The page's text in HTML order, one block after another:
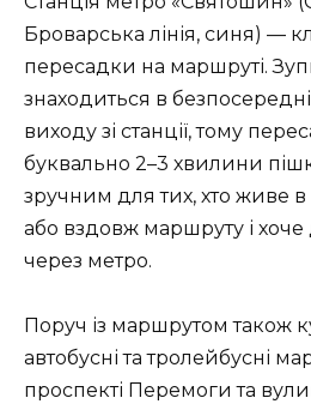
Броварська лінія, синя) —
пересадки на маршруті.
знаходиться в
виходу зі станції, тому
буквально 2–3 хвилини
зручним для тих, хто живе
або вздовж маршруту і хоче
через метро.
Поруч із маршрутом також
автобусні та тролейбусні
проспекті Перемоги та